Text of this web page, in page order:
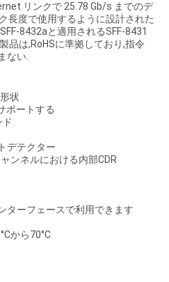
リンクで 25.78 Gb/s までのデ
長度で使用するように設計された
8432aと適用されるSFF-8431
品は,RoHSに準拠しており,指令
ない.
状
ポートする
ド
デテクター
ンネルにおける内部CDR
ターフェースで利用できます
から70°C